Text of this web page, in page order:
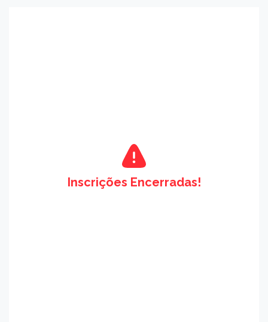
Inscrições Encerradas!